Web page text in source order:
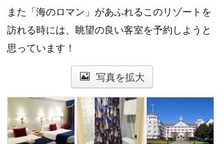
また「海のロマン」があふれるこのリゾートを
訪れる時には、眺望の良い客室を予約しようと
思っています！
写真を拡大